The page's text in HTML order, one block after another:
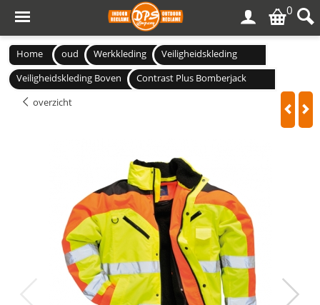
0
Home oud Werkkleding
Veiligheidskleding
Veiligheidskleding Boven
Contrast Plus Bomberjack
overzicht